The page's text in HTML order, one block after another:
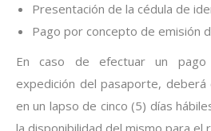
Presentación de la cédula de
Pago por concepto de emisión
En caso de efectuar un
expedición del pasaporte,
en un lapso de cinco (5) días